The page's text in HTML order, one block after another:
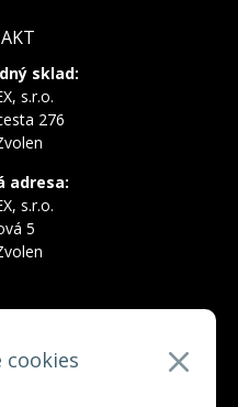
cookies
sklad:
s.r.o.
276
adresa:
s.r.o.
5
228 822